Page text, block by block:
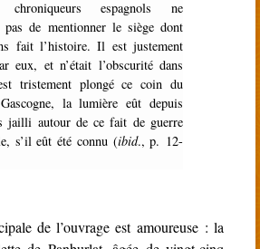
chroniqueurs espagnols ne
pas de mentionner le siège dont
fait l’histoire. Il est justement
eux, et n’était l’obscurité dans
tristement plongé ce coin du
la lumière eût depuis
jailli autour de ce fait de guerre
s’il eût été connu (ibid., p. 12-
de l’ouvrage est amoureuse : la